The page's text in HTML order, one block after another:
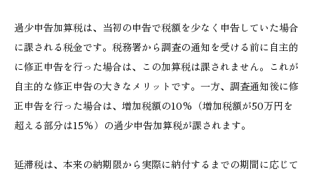
過少申告加算税は、当初の申告で税額を少なく申告していた場合
に課される税金です。税務署から調査の通知を受ける前に自主的
に修正申告を行った場合は、この加算税は課されません。これが
自主的な修正申告の大きなメリットです。一方、調査通知後に修
正申告を行った場合は、増加税額の10%（増加税額が50万円を
超える部分は15%）の過少申告加算税が課されます。
延滞税は、本来の納期限から実際に納付するまでの期間に応じて